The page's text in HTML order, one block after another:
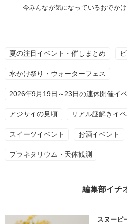
今みんなが気になっているおでか
夏の注目イベント・催しまとめ
水かけ祭り・ウォーターフェス
2026年9月19日～23日の連休開催イ
アジサイの見頃 リアル謎解きイ
スイーツイベント お酒イベント
プラネタリウム・天体観測
編集部イチ
スヌーピ